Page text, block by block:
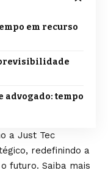
em recurso
tempo
a Just Tec
redefinindo a
futuro. Saiba mais